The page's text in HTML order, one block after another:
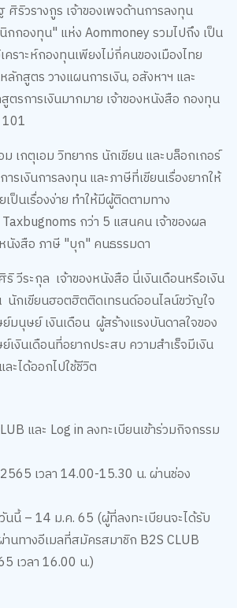
ศิริวรางกูร เจ้าของเพจด้านการลงทุน
กกองทุน" แห่งAommoneyรวมไปถึง เป็น
คราะห์กองทุนเพียงไม่กี่คนของเมืองไทย
ลักสูตร วางแผนการเงิน,อสังหาฯ และ
ตรการเงินมากมาย เจ้าของหนังสือ กองทุน
เกตุเอมวิทยากร นักเขียน และบล็อกเกอร์
ารเงินการลงทุน และภาษีที่เขียนเรื่องยากให้
เป็นเรื่องง่าย ทำให้มีผู้ติดตามทาง
Taxbugnoms กว่า 5 แสนคน เจ้าของผล
นังสือ ภาษี "บุก" คนธรรมดา
ริ วีระกุล เจ้าของหนังสือ นี่เงินเดือนหรือเงิน
นักเขียนฮอตฮิตติดเทรนด์ออนไลน์ขวัญใจ
มนุษย์เงินเดือน ผู้สร้างแรงบันดาลใจของ
เงินเดือนที่อยากประสบ ความสำเร็จมีเงิน
ละได้ออกไปใช้ชีวิต
และ Log inลงทะเบียนเข้าร่วมกิจกรรม
2565 เวลา14.00-15.30 น. ผ่านช่อง
นนี้–14 ม.ค.65 (ผู้ที่ลงทะเบียนจะได้รับ
านทางอีเมลที่สมัครสมาชิก B2S CLUB
เวลา 16.00 น.)